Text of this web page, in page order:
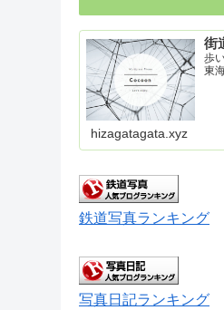
街
歩
東
hizagatagata.xyz
鉄道写真ランキング
写真日記ランキング